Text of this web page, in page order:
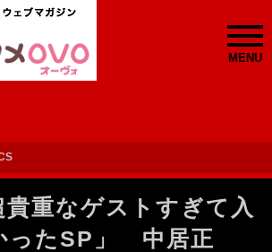
MENU
重なゲストすぎて入
ったSP」 中居正